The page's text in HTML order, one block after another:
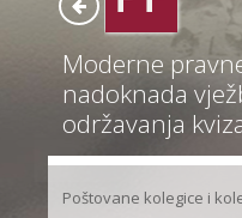
Moderne
nadoknada
održavanja
Poštovane kolegice i